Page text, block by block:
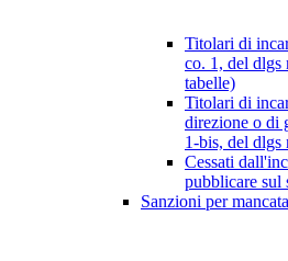
Titolari di
co. 1, del dlgs
tabelle)
Titolari di
direzione o di
1-bis, del dlgs
Cessati
pubblicare sul
Sanzioni per